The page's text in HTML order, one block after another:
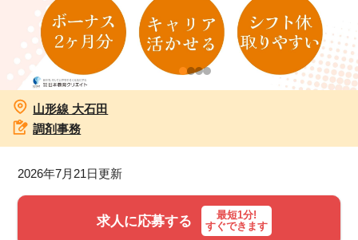
医療事務まるわかりコラム
よくあるご質問
お知らせ
医療事務求人ドットコムとは
サイトの使い方
山形線 大石田
調剤事務
2026年7月21日更新
求人に応募する
最短1分!
すぐできます
九州・沖縄